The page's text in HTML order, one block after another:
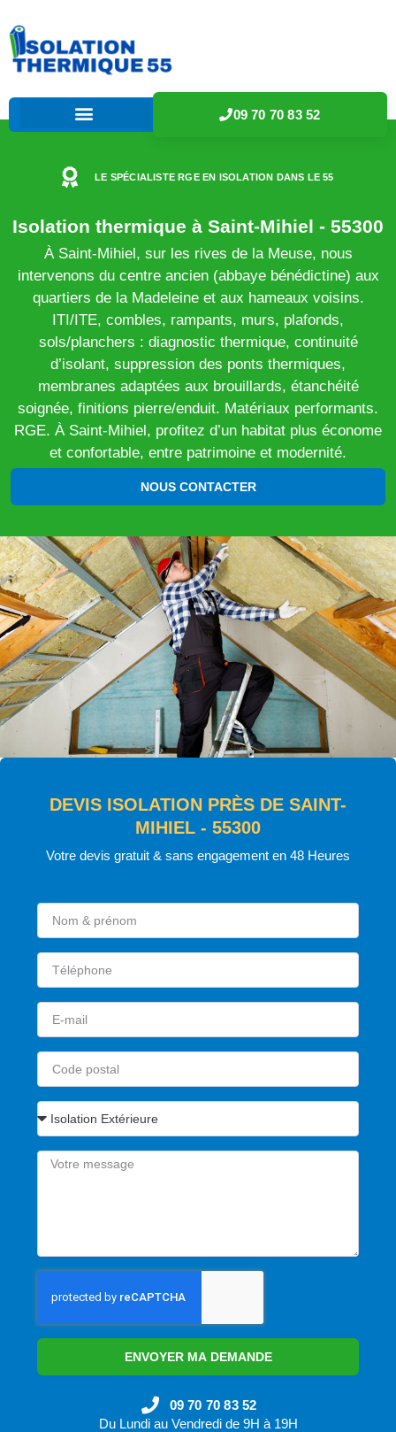
09 70 70 83 52
LE SPÉCIALISTE RGE EN ISOLATION DANS LE 55
Isolation thermique à Saint-Mihiel - 55300
À Saint-Mihiel, sur les rives de la Meuse, nous
intervenons du centre ancien (abbaye bénédictine) aux
quartiers de la Madeleine et aux hameaux voisins.
ITI/ITE, combles, rampants, murs, plafonds,
sols/planchers : diagnostic thermique, continuité
d’isolant, suppression des ponts thermiques,
membranes adaptées aux brouillards, étanchéité
soignée, finitions pierre/enduit. Matériaux performants.
RGE. À Saint-Mihiel, profitez d’un habitat plus économe
et confortable, entre patrimoine et modernité.
NOUS CONTACTER
DEVIS ISOLATION PRÈS DE SAINT-
MIHIEL - 55300
Votre devis gratuit & sans engagement en 48 Heures
ENVOYER MA DEMANDE
09 70 70 83 52
Du Lundi au Vendredi de 9H à 19H